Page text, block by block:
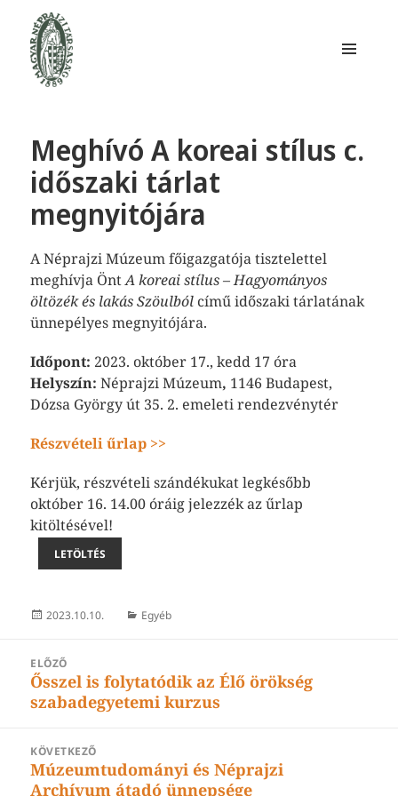
Meghívó A koreai stílus c.
időszaki tárlat
megnyitójára
A Néprajzi Múzeum főigazgatója tisztelettel
meghívja ÖntA koreai stílus – Hagyományos
öltözék és lakás Szöulból című időszaki tárlatának
ünnepélyes megnyitójára.
Időpont: 2023. október 17., kedd 17 óra
Helyszín:Néprajzi Múzeum, 1146 Budapest,
Dózsa György út 35. 2. emeleti rendezvénytér
Részvételi űrlap >>
Kérjük, részvételi szándékukat legkésőbb
október 16. 14.00 óráig jelezzék az űrlap
kitöltésével!
LETÖLTÉS
Közzétéve
2023.10.10. Kategória
Egyéb
BEJEGYZÉS
NAVIGÁCIÓ
ELŐZŐ
Korábbi
bejegyzések:
Ősszel is folytatódik az Élő örökség
szabadegyetemi kurzus
KÖVETKEZŐ
Következő
bejegyzések:
Múzeumtudományi és Néprajzi
Archívum átadó ünnepsége